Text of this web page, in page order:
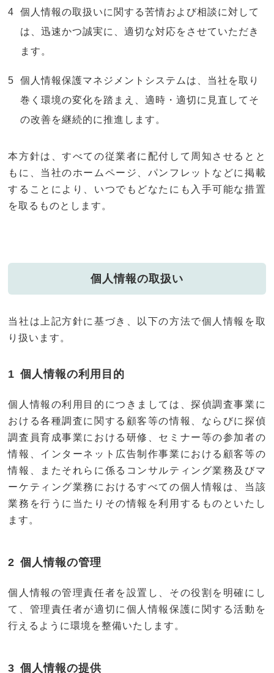
個人情報の取扱いに関する苦情および相談に対して
は、迅速かつ誠実に、適切な対応をさせていただき
ます。
個人情報保護マネジメントシステムは、当社を取り
巻く環境の変化を踏まえ、適時・適切に見直してそ
の改善を継続的に推進します。
本方針は、すべての従業者に配付して周知させるとと
もに、当社のホームページ、パンフレットなどに掲載
することにより、いつでもどなたにも入手可能な措置
を取るものとします。
個人情報の取扱い
当社は上記方針に基づき、以下の方法で個人情報を取
り扱います。
個人情報の利用目的
個人情報の利用目的につきましては、探偵調査事業に
おける各種調査に関する顧客等の情報、ならびに探偵
調査員育成事業における研修、セミナー等の参加者の
情報、インターネット広告制作事業における顧客等の
情報、またそれらに係るコンサルティング業務及びマ
ーケティング業務におけるすべての個人情報は、当該
業務を行うに当たりその情報を利用するものといたし
ます。
個人情報の管理
個人情報の管理責任者を設置し、その役割を明確にし
て、管理責任者が適切に個人情報保護に関する活動を
行えるように環境を整備いたします。
個人情報の提供